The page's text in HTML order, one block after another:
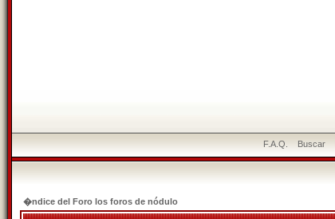
F.A.Q. Buscar
�ndice del Foro los foros de nódulo